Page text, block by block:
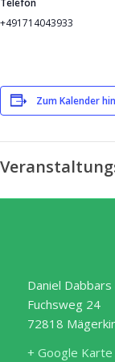
Telefon
+491714043933
Zum Kalender
Daniel Dabbars
Fuchsweg 24
72818
+ Google Karte